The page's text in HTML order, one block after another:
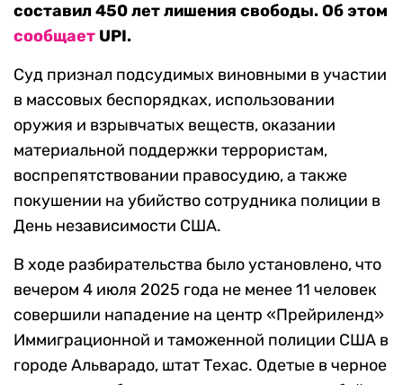
составил 450 лет лишения свободы. Об этом
сообщает UPI.
Суд признал подсудимых виновными в участии
в массовых беспорядках, использовании
оружия и взрывчатых веществ, оказании
материальной поддержки террористам,
воспрепятствовании правосудию, а также
покушении на убийство сотрудника полиции в
День независимости США.
В ходе разбирательства было установлено, что
вечером 4 июля 2025 года не менее 11 человек
совершили нападение на центр «Прейриленд»
Иммиграционной и таможенной полиции США в
городе Альварадо, штат Техас. Одетые в черное